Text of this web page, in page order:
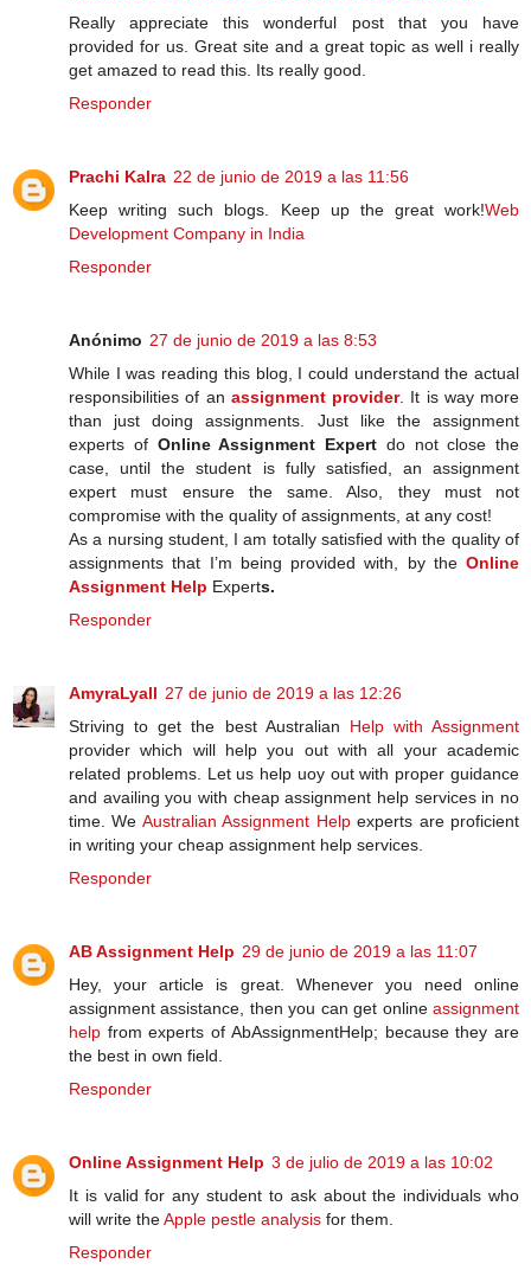
Really appreciate this wonderful post that you have
provided for us. Great site and a great topic as well i really
get amazed to read this. Its really good.
Responder
Prachi Kalra 22 de junio de 2019 a las 11:56
Keep writing such blogs. Keep up the great work!Web
Development Company in India
Responder
Anónimo 27 de junio de 2019 a las 8:53
While I was reading this blog, I could understand the actual
responsibilities of an assignment provider. It is way more
than just doing assignments. Just like the assignment
experts of Online Assignment Expert do not close the
case, until the student is fully satisfied, an assignment
expert must ensure the same. Also, they must not
compromise with the quality of assignments, at any cost!
As a nursing student, I am totally satisfied with the quality of
assignments that I’m being provided with, by the Online
Assignment Help Experts.
Responder
AmyraLyall 27 de junio de 2019 a las 12:26
Striving to get the best Australian Help with Assignment
provider which will help you out with all your academic
related problems. Let us help uoy out with proper guidance
and availing you with cheap assignment help services in no
time. We Australian Assignment Helpexperts are proficient
in writing your cheap assignment help services.
Responder
AB Assignment Help 29 de junio de 2019 a las 11:07
Hey, your article is great. Whenever you need online
assignment assistance, then you can get online assignment
help from experts of AbAssignmentHelp; because they are
the best in own field.
Responder
Online Assignment Help 3 de julio de 2019 a las 10:02
It is valid for any student to ask about the individuals who
will write theApple pestle analysis for them.
Responder